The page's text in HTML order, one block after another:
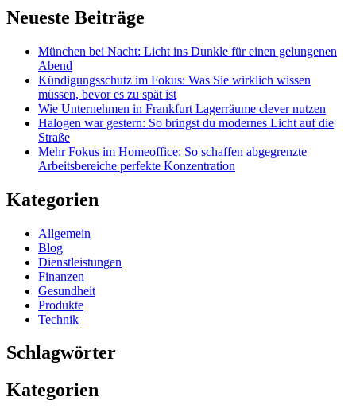
Neueste Beiträge
München bei Nacht: Licht ins Dunkle für einen gelungenen
Abend
Kündigungsschutz im Fokus: Was Sie wirklich wissen
müssen, bevor es zu spät ist
Wie Unternehmen in Frankfurt Lagerräume clever nutzen
Halogen war gestern: So bringst du modernes Licht auf die
Straße
Mehr Fokus im Homeoffice: So schaffen abgegrenzte
Arbeitsbereiche perfekte Konzentration
Kategorien
Allgemein
Blog
Dienstleistungen
Finanzen
Gesundheit
Produkte
Technik
Schlagwörter
Kategorien